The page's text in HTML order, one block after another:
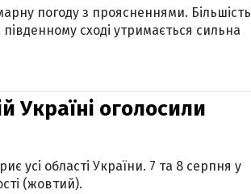
погоду з проясненнями. Більшість
сході утримається сильна
Україні оголосили
усі області України. 7 та 8 серпня у
(жовтий).